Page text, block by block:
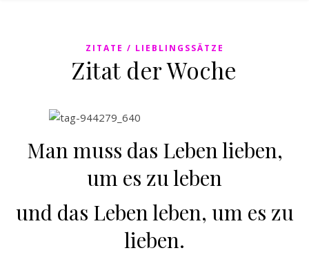
ZITATE / LIEBLINGSSÄTZE
Zitat der Woche
Man muss das Leben lieben,
um es zu leben
und das Leben leben, um es zu
lieben.